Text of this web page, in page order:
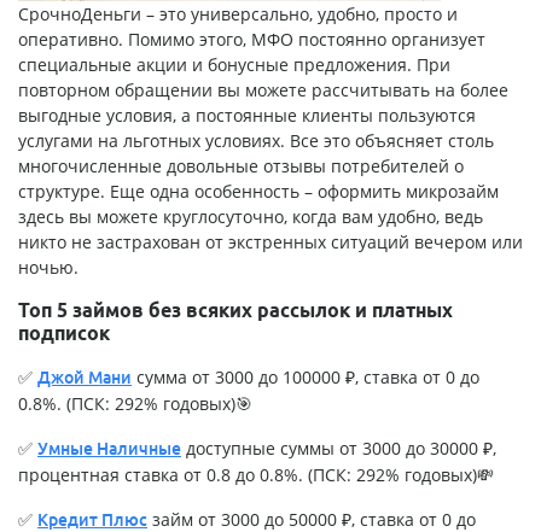
СрочноДеньги – это универсально, удобно, просто и
оперативно. Помимо этого, МФО постоянно организует
специальные акции и бонусные предложения. При
повторном обращении вы можете рассчитывать на более
выгодные условия, а постоянные клиенты пользуются
услугами на льготных условиях. Все это объясняет столь
многочисленные довольные отзывы потребителей о
структуре. Еще одна особенность – оформить микрозайм
здесь вы можете круглосуточно, когда вам удобно, ведь
никто не застрахован от экстренных ситуаций вечером или
ночью.
Топ 5 займов без всяких рассылок и платных
подписок
✅ Джой Мани сумма от 3000 до 100000 ₽, ставка от 0 до
0.8%. (ПСК: 292% годовых)🎯
✅ Умные Наличные доступные суммы от 3000 до 30000 ₽,
процентная ставка от 0.8 до 0.8%. (ПСК: 292% годовых)💸
✅ Кредит Плюс займ от 3000 до 50000 ₽, ставка от 0 до